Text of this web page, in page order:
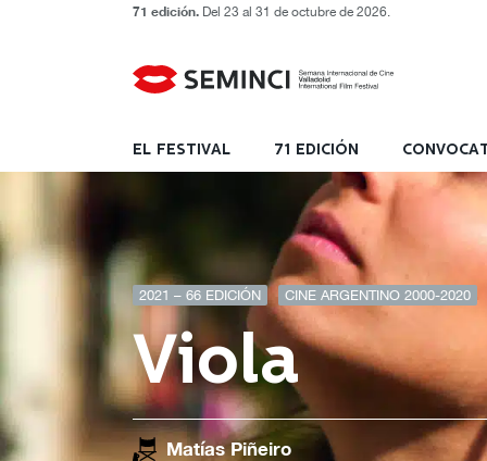
71 edición. Del 23 al 31 de octubre de 2026.
EL FESTIVAL 71 EDICIÓN
2021 – 66 EDICIÓN CINE ARGENTINO 2000-2020
Viola
Matías Piñeiro